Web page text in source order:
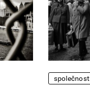
společnost